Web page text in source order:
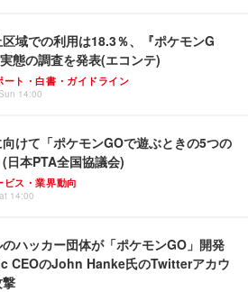
域での利用は18.3％、『ポケモンG
態の調査を発表(エコンテ)
ート・白書・ガイドライン
14:00
けて「ポケモンGOで遊ぶときの5つの
日本PTA全国協議会)
ビス・業界動向
14:00
ハッカー団体が「ポケモンGO」開発
CEOのJohn Hanke氏のTwitterアカウ